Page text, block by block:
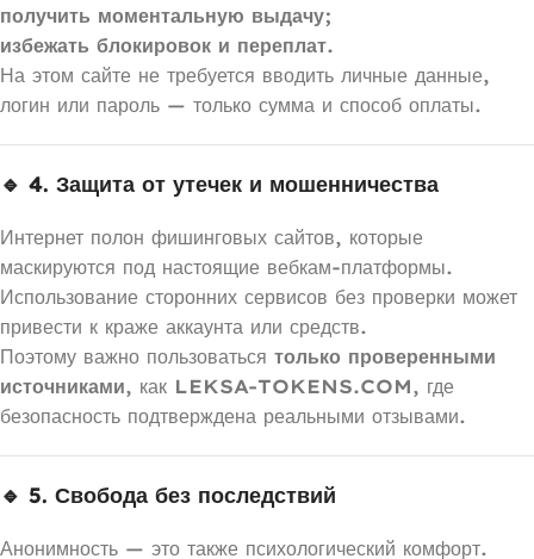
получить моментальную выдачу;
избежать блокировок и переплат.
На этом сайте не требуется вводить личные данные,
логин или пароль — только сумма и способ оплаты.
🔹 4. Защита от утечек и мошенничества
Интернет полон фишинговых сайтов, которые
маскируются под настоящие вебкам-платформы.
Использование сторонних сервисов без проверки может
привести к краже аккаунта или средств.
Поэтому важно пользоваться только проверенными
источниками, как LEKSA-TOKENS.COM, где
безопасность подтверждена реальными отзывами.
🔹 5. Свобода без последствий
Анонимность — это также психологический комфорт.